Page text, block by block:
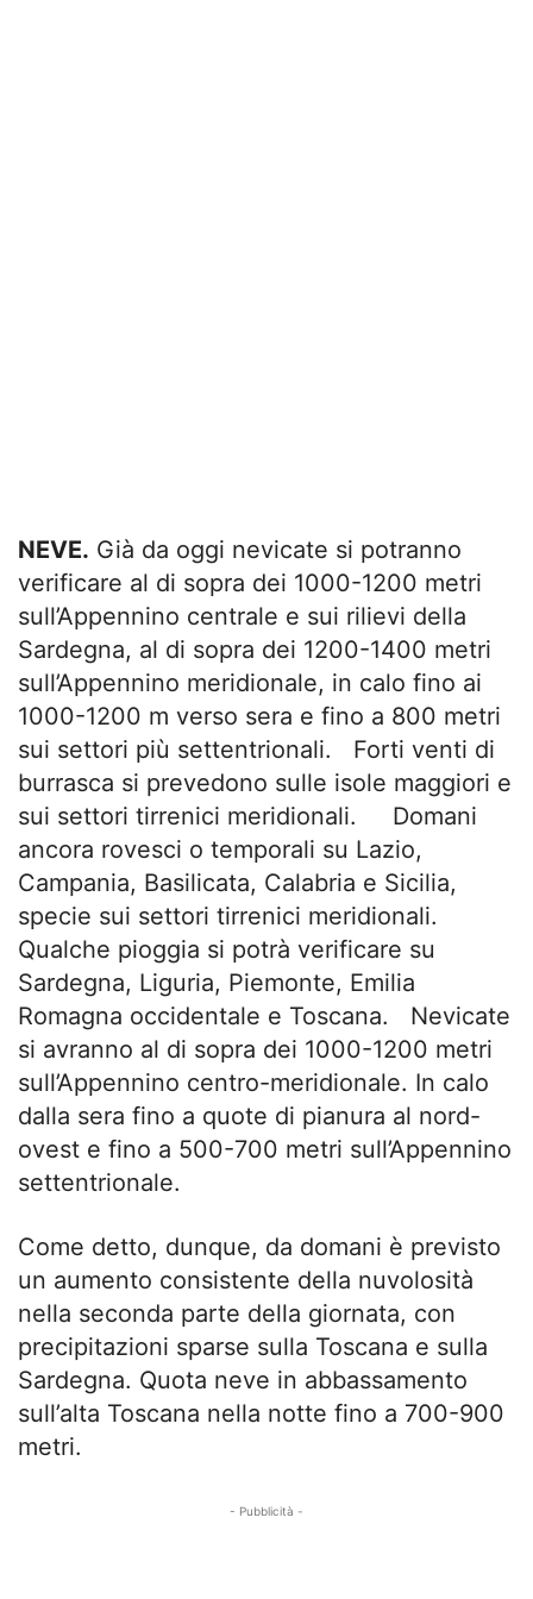
NEVE. Già da oggi nevicate si potranno
verificare al di sopra dei 1000-1200 metri
sull’Appennino centrale e sui rilievi della
Sardegna, al di sopra dei 1200-1400 metri
sull’Appennino meridionale, in calo fino ai
1000-1200 m verso sera e fino a 800 metri
sui settori più settentrionali. Forti venti di
burrasca si prevedono sulle isole maggiori e
sui settori tirrenici meridionali. Domani
ancora rovesci o temporali su Lazio,
Campania, Basilicata, Calabria e Sicilia,
specie sui settori tirrenici meridionali.
Qualche pioggia si potrà verificare su
Sardegna, Liguria, Piemonte, Emilia
Romagna occidentale e Toscana. Nevicate
si avranno al di sopra dei 1000-1200 metri
sull’Appennino centro-meridionale. In calo
dalla sera fino a quote di pianura al nord-
ovest e fino a 500-700 metri sull’Appennino
settentrionale.
Come detto, dunque, da domani è previsto
un aumento consistente della nuvolosità
nella seconda parte della giornata, con
precipitazioni sparse sulla Toscana e sulla
Sardegna. Quota neve in abbassamento
sull’alta Toscana nella notte fino a 700-900
metri.
- Pubblicità -